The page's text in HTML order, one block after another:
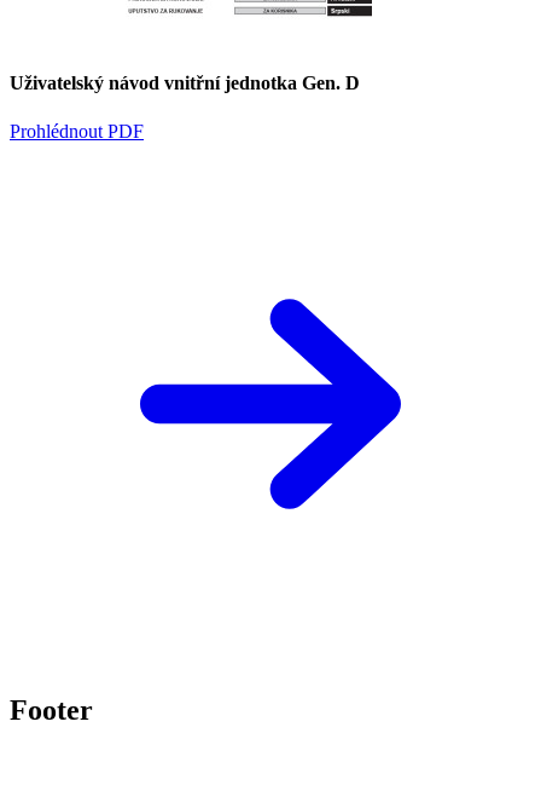
Uživatelský návod vnitřní jednotka Gen. D
Prohlédnout PDF
Footer